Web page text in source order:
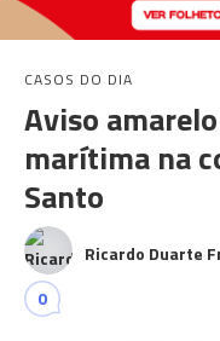
CASOS DO DIA
Aviso
marítima na
Santo
Ricardo Duarte
0